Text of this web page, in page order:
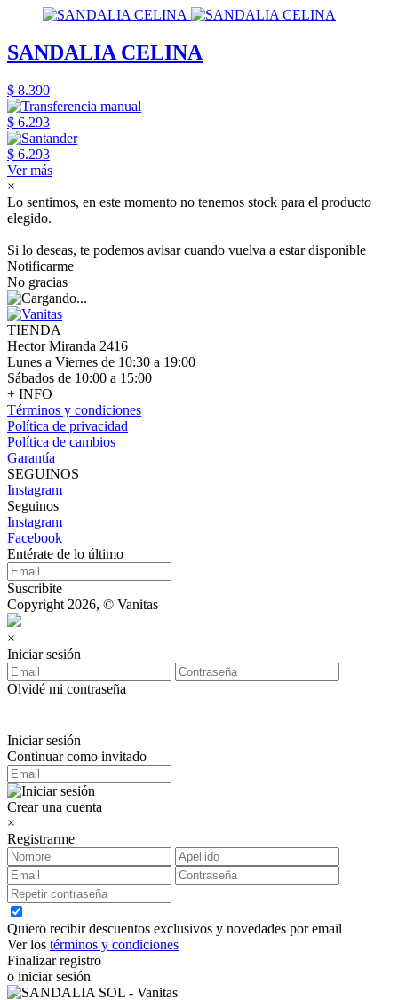
SANDALIA CELINA
$ 8.390
$ 6.293
$ 6.293
Ver más
×
Lo sentimos, en este momento no tenemos stock para el producto
elegido.
Si lo deseas, te podemos avisar cuando vuelva a estar disponible
Notificarme
No gracias
TIENDA
Hector Miranda 2416
Lunes a Viernes de 10:30 a 19:00
Sábados de 10:00 a 15:00
+ INFO
Términos y condiciones
Política de privacidad
Política de cambios
Garantía
SEGUINOS
Instagram
Seguinos
Instagram
Facebook
Entérate de lo último
Suscribite
Copyright 2026, © Vanitas
×
Iniciar sesión
Olvidé mi contraseña
Iniciar sesión
Continuar como invitado
Crear una cuenta
×
Registrarme
Quiero recibir descuentos exclusivos y novedades por email
Ver los términos y condiciones
Finalizar registro
o iniciar sesión